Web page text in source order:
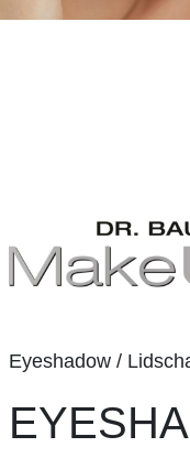
Eyeshadow /